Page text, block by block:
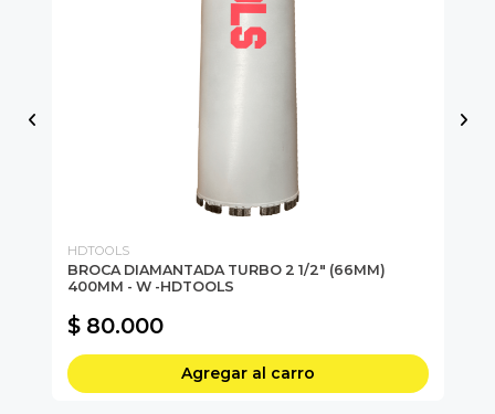
HDTOOLS
BROCA DIAMANTADA TURBO 2 1/2" (66MM)
400MM - W -HDTOOLS
$ 80.000
Agregar al carro